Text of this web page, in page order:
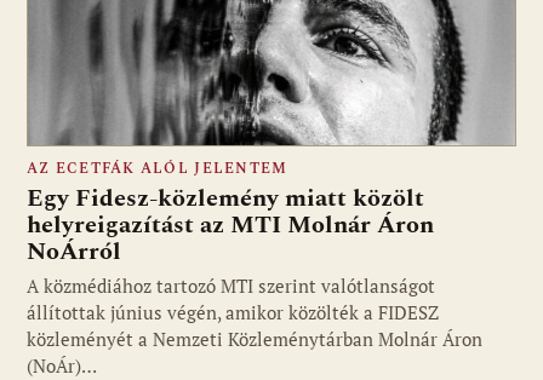
Fotó: media1.hu
AZ ECETFÁK ALÓL JELENTEM
Egy Fidesz-közlemény miatt közölt
helyreigazítást az MTI Molnár Áron
NoÁrról
A közmédiához tartozó MTI szerint valótlanságot
állítottak június végén, amikor közölték a FIDESZ
közleményét a Nemzeti Közleménytárban Molnár Áron
(NoÁr)…